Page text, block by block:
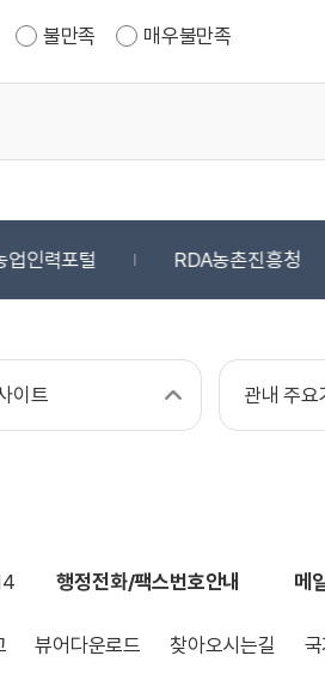
불만족 매우불만족
업인력포털 RDA농촌진흥청
이트 관내 주요
행정전화/팩스번호안내 메
뷰어다운로드 찾아오시는길